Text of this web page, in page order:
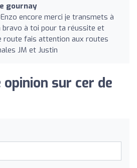
gournay
encore merci je transmets à
bravo à toi pour ta réussite et
route fais attention aux routes
JM et Justin
sur cer de